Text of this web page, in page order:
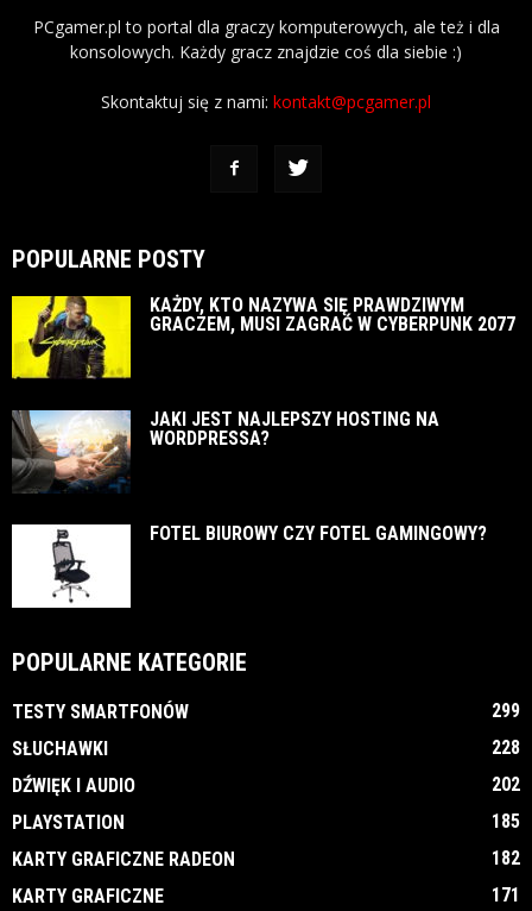
PCgamer.pl to portal dla graczy komputerowych, ale też i dla
konsolowych. Każdy gracz znajdzie coś dla siebie :)
Skontaktuj się z nami: kontakt@pcgamer.pl
POPULARNE POSTY
KAŻDY, KTO NAZYWA SIĘ PRAWDZIWYM
GRACZEM, MUSI ZAGRAĆ W CYBERPUNK 2077
JAKI JEST NAJLEPSZY HOSTING NA
WORDPRESSA?
FOTEL BIUROWY CZY FOTEL GAMINGOWY?
POPULARNE KATEGORIE
TESTY SMARTFONÓW
299
SŁUCHAWKI
228
DŹWIĘK I AUDIO
202
PLAYSTATION
185
KARTY GRAFICZNE RADEON
182
KARTY GRAFICZNE
171